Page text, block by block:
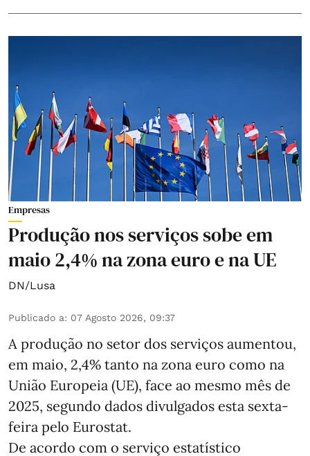
Empresas
Produção nos serviços sobe em
maio 2,4% na zona euro e na UE
DN/Lusa
Publicado a: 07 Agosto 2026, 09:37
A produção no setor dos serviços aumentou,
em maio, 2,4% tanto na zona euro como na
União Europeia (UE), face ao mesmo mês de
2025, segundo dados divulgados esta sexta-
feira pelo Eurostat.
De acordo com o serviço estatístico